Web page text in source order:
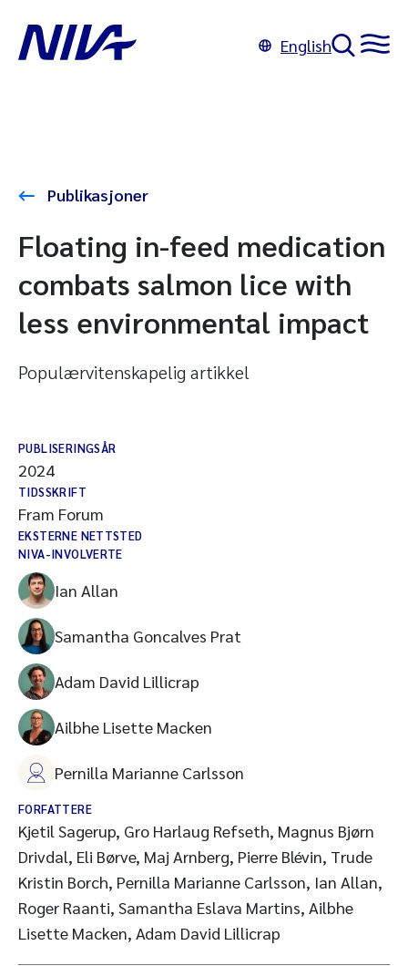
English
Publikasjoner
Floating in-feed medication
combats salmon lice with
less environmental impact
Populærvitenskapelig artikkel
PUBLISERINGSÅR
2024
TIDSSKRIFT
Fram Forum
EKSTERNE NETTSTED
NIVA-INVOLVERTE
Ian Allan
Samantha Goncalves Prat
Adam David Lillicrap
Ailbhe Lisette Macken
Pernilla Marianne Carlsson
FORFATTERE
Kjetil Sagerup, Gro Harlaug Refseth, Magnus Bjørn
Drivdal, Eli Børve, Maj Arnberg, Pierre Blévin, Trude
Kristin Borch, Pernilla Marianne Carlsson, Ian Allan,
Roger Raanti, Samantha Eslava Martins, Ailbhe
Lisette Macken, Adam David Lillicrap